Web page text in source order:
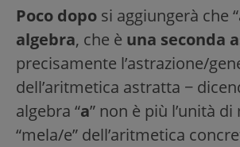
Poco dopo si aggiungerà che
algebra, che è una seconda
precisamente l’astrazione/
dell’aritmetica astratta −
algebra “a” non è più l’unità
“mela/e” dell’aritmetica